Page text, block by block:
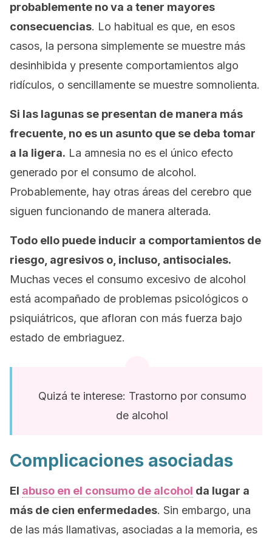
probablemente no va a tener mayores
consecuencias. Lo habitual es que, en esos
casos, la persona simplemente se muestre más
desinhibida y presente comportamientos algo
ridículos, o sencillamente se muestre somnolienta.
Si las lagunas se presentan de manera más
frecuente, no es un asunto que se deba tomar
a la ligera. La amnesia no es el único efecto
generado por el consumo de alcohol.
Probablemente, hay otras áreas del cerebro que
siguen funcionando de manera alterada.
Todo ello puede inducir a comportamientos de
riesgo, agresivos o, incluso, antisociales.
Muchas veces el consumo excesivo de alcohol
está acompañado de problemas psicológicos o
psiquiátricos, que afloran con más fuerza bajo
estado de embriaguez.
Quizá te interese: Trastorno por consumo
de alcohol
Complicaciones asociadas
El abuso en el consumo de alcohol da lugar a
más de cien enfermedades. Sin embargo, una
de las más llamativas, asociadas a la memoria, es